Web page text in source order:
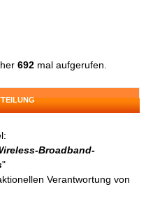
692 mal aufgerufen.
Broadband-
"
Verantwortung von